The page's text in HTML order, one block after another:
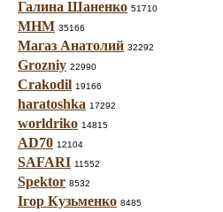
Галина Шаненко 51710
МНМ 35166
Магаз Анатолий 32292
Grozniy 22990
Crakodil 19166
haratoshka 17292
worldriko 14815
AD70 12104
SAFARI 11552
Spektor 8532
Ігор Кузьменко 8485